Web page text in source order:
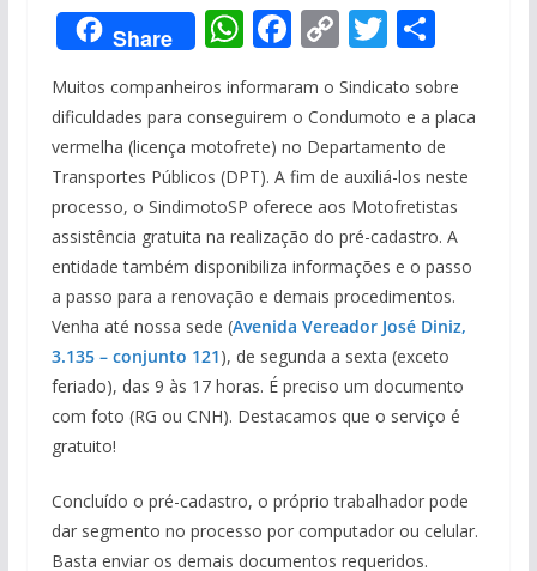
Share W
h
at
s
A
p
p
F
e
b
o
o
k
C
p
y
Li
n
k
T
itt
er
S
h
ar
e
Muitos companheiros informaram o Sindicato sobre
dificuldades para conseguirem o Condumoto e a placa
vermelha (licença motofrete) no Departamento de
Transportes Públicos (DPT). A fim de auxiliá-los neste
processo, o SindimotoSP oferece aos Motofretistas
assistência gratuita na realização do pré-cadastro. A
entidade também disponibiliza informações e o passo
a passo para a renovação e demais procedimentos.
Venha até nossa sede (Avenida Vereador José Diniz,
3.135 – conjunto 121), de segunda a sexta (exceto
feriado), das 9 às 17 horas. É preciso um documento
com foto (RG ou CNH). Destacamos que o serviço é
gratuito!
Concluído o pré-cadastro, o próprio trabalhador pode
dar segmento no processo por computador ou celular.
Basta enviar os demais documentos requeridos.